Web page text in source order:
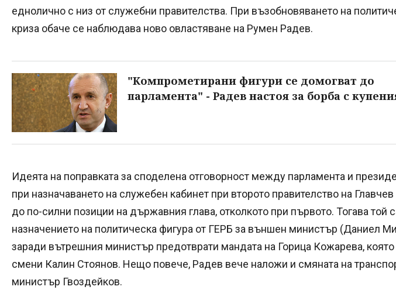
еднолично с низ от служебни правителства. При възобновяването на
криза обаче се наблюдава ново овластяване на Румен Радев.
"Компрометирани фигури се домогват до
парламента" - Радев настоя за борба с
Идеята на поправката за споделена отговорност между парламента и
при назначаването на служебен кабинет при второто правителство на
до по-силни позиции на държавния глава, отколкото при първото. Тогава той
назначението на политическа фигура от ГЕРБ за външен министър (Даниел
заради вътрешния министър предотврати мандата на Горица Кожарева, която
смени Калин Стоянов. Нещо повече, Радев вече наложи и смяната на
министър Гвоздейков.